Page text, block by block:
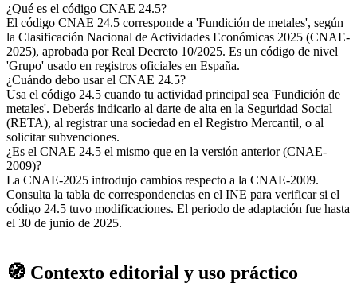
¿Qué es el código CNAE 24.5?
El código CNAE 24.5 corresponde a 'Fundición de metales', según
la Clasificación Nacional de Actividades Económicas 2025 (CNAE-
2025), aprobada por Real Decreto 10/2025. Es un código de nivel
'Grupo' usado en registros oficiales en España.
¿Cuándo debo usar el CNAE 24.5?
Usa el código 24.5 cuando tu actividad principal sea 'Fundición de
metales'. Deberás indicarlo al darte de alta en la Seguridad Social
(RETA), al registrar una sociedad en el Registro Mercantil, o al
solicitar subvenciones.
¿Es el CNAE 24.5 el mismo que en la versión anterior (CNAE-
2009)?
La CNAE-2025 introdujo cambios respecto a la CNAE-2009.
Consulta la tabla de correspondencias en el INE para verificar si el
código 24.5 tuvo modificaciones. El periodo de adaptación fue hasta
el 30 de junio de 2025.
🧭 Contexto editorial y uso práctico